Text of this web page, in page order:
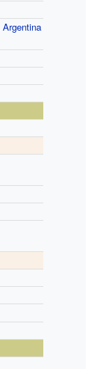
Argentina